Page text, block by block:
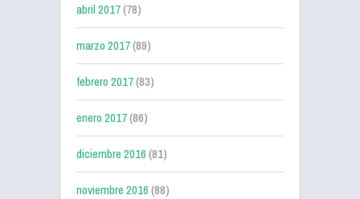
abril 2017(78)
marzo 2017(89)
febrero 2017(83)
enero 2017(86)
diciembre 2016(81)
noviembre 2016(88)